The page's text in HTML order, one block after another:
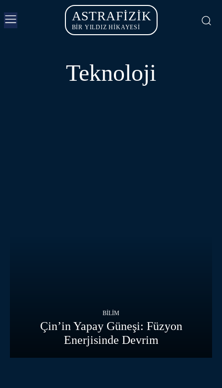
ASTRAFIZIK
BİR YILDIZ HİKAYESİ
Teknoloji
BILIM
Çin’in Yapay Güneşi: Füzyon
Enerjisinde Devrim